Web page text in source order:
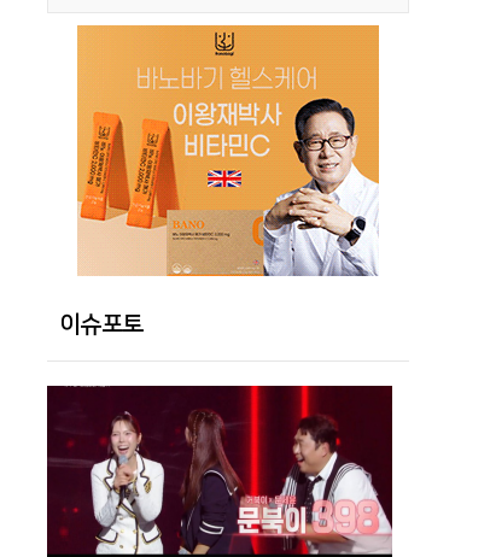
이슈포토